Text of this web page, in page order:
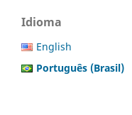
Idioma
English
Português (Brasil)